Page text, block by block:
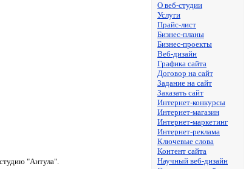
"Антула".
О веб-студии
Услуги
Прайс-лист
Бизнес-планы
Бизнес-проекты
Веб-дизайн
Графика сайта
Договор на сайт
Задание на сайт
Заказать сайт
Интернет-конкурсы
Интернет-магазин
Интернет-маркетинг
Интернет-реклама
Ключевые слова
Контент сайта
Научный веб-дизайн